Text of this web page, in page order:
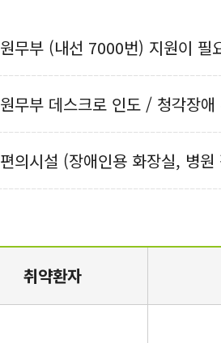
원무부 (내선 7000번) 지원이 필
원무부 데스크로 인도 / 청각장
편의시설 (장애인용 화장실, 병
취약환자